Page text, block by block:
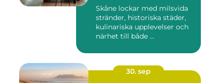
Skåne lockar med milsvida
stränder, historiska städer,
kulinariska upplevelser och
närhet till både ...
30. sep